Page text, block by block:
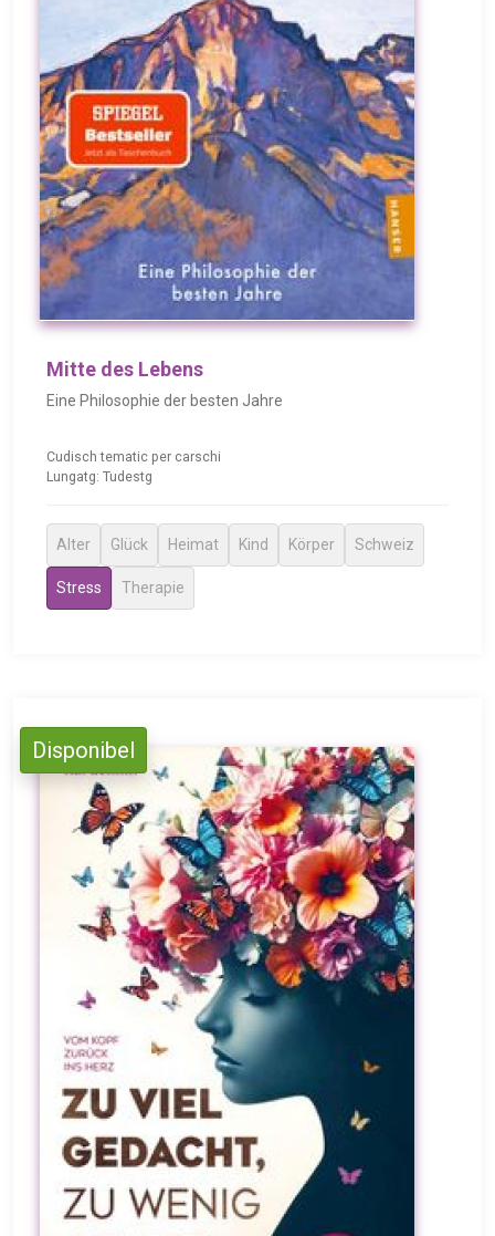
Mitte des Lebens
Eine Philosophie der besten Jahre
Cudisch tematic per carschi
Lungatg: Tudestg
Alter Glück Heimat Kind Körper Schweiz
Stress Therapie
Disponibel